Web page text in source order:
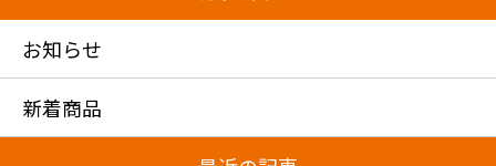
お知らせ
新着商品